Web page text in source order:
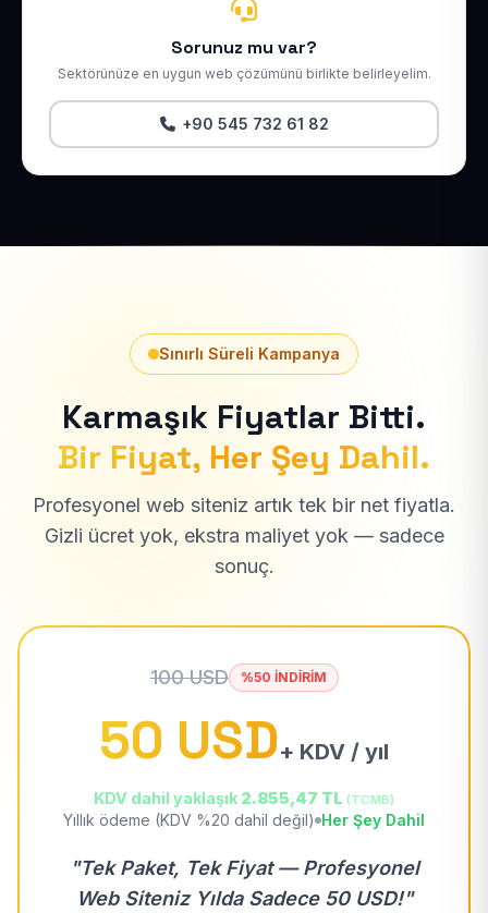
Sorunuz mu var?
Sektörünüze en uygun web çözümünü birlikte belirleyelim.
+90 545 732 61 82
Sınırlı Süreli Kampanya
Karmaşık Fiyatlar Bitti.
Bir Fiyat, Her Şey Dahil.
Profesyonel web siteniz artık tek bir net fiyatla.
Gizli ücret yok, ekstra maliyet yok — sadece
sonuç.
100 USD %50 İNDİRİM
50 USD+ KDV / yıl
KDV dahil yaklaşık 2.855,47 TL (TCMB)
Yıllık ödeme (KDV %20 dahil değil) Her Şey Dahil
"Tek Paket, Tek Fiyat — Profesyonel
Web Siteniz Yılda Sadece 50 USD!"